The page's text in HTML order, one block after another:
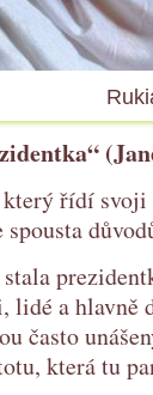
řídí
spousta
a hlavně
často
která tu